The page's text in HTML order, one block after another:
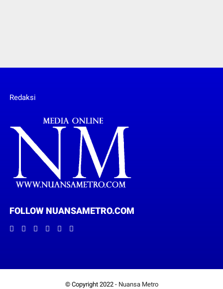
Redaksi
FOLLOW NUANSAMETRO.COM
© Copyright 2022 - Nuansa Metro